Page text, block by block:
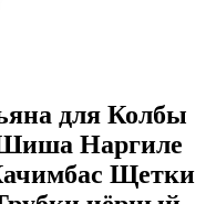
для Колбы
Наргиле
Щетки